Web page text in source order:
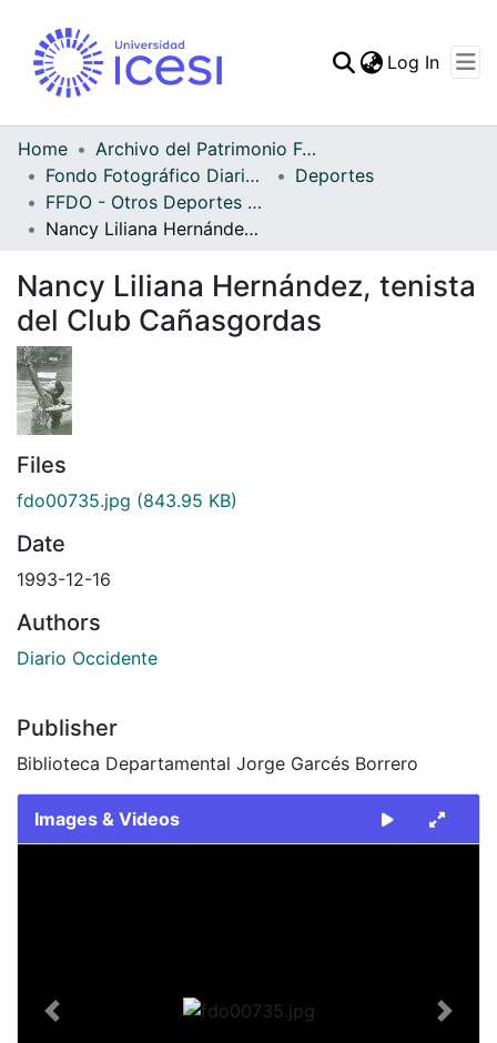
Statistics
Log In
Home
Archivo del Patrimonio Fotográfico y Fílmico del Valle del Cauca
Fondo Fotográfico Diario Occidente
Deportes
FFDO - Otros Deportes - Patrimonial
Nancy Liliana Hernández, tenista del Club Cañasgordas
Nancy Liliana Hernández, tenista
del Club Cañasgordas
Files
fdo00735.jpg (843.95 KB)
Date
1993-12-16
Authors
Diario Occidente
Publisher
Biblioteca Departamental Jorge Garcés Borrero
Images & Videos
Previous Next